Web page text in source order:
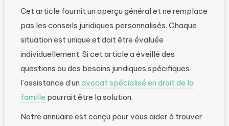
Cet article fournit un aperçu général et ne remplace
pas les conseils juridiques personnalisés. Chaque
situation est unique et doit être évaluée
individuellement. Si cet article a éveillé des
questions ou des besoins juridiques spécifiques,
l’assistance d’un avocat spécialisé en droit de la
famille pourrait être la solution.
Notre annuaire est conçu pour vous aider à trouver